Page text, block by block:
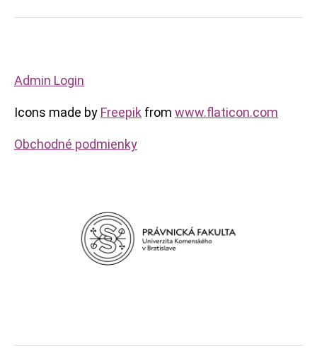
Admin Login
Icons made by Freepik from www.flaticon.com
Obchodné podmienky